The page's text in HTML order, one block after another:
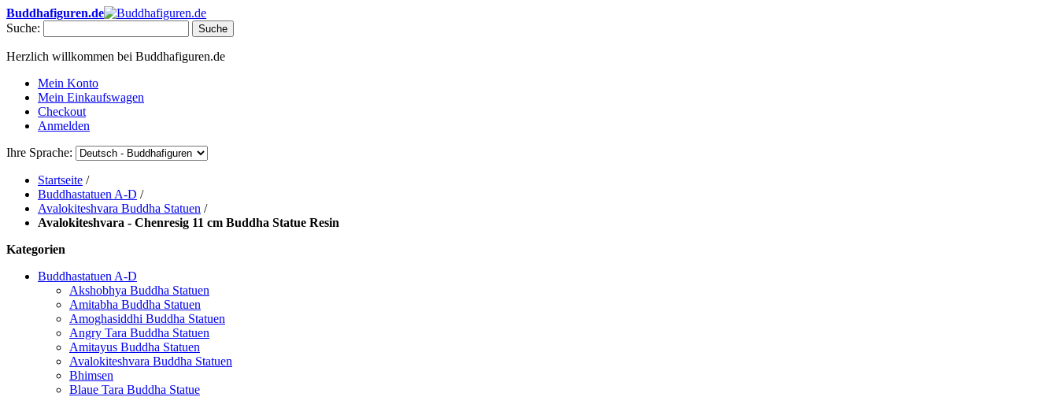
Buddhafiguren.de
Suche:
Suche
Herzlich willkommen bei Buddhafiguren.de
Mein Konto
Mein Einkaufswagen
Checkout
Anmelden
Ihre Sprache:
Startseite /
Buddhastatuen A-D /
Avalokiteshvara Buddha Statuen /
Avalokiteshvara - Chenresig 11 cm Buddha Statue Resin
Kategorien
Buddhastatuen A-D
Akshobhya Buddha Statuen
Amitabha Buddha Statuen
Amoghasiddhi Buddha Statuen
Angry Tara Buddha Statuen
Amitayus Buddha Statuen
Avalokiteshvara Buddha Statuen
Bhimsen
Blaue Tara Buddha Statue